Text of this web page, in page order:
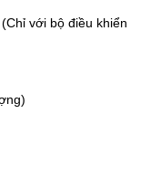
với bộ điều khiển